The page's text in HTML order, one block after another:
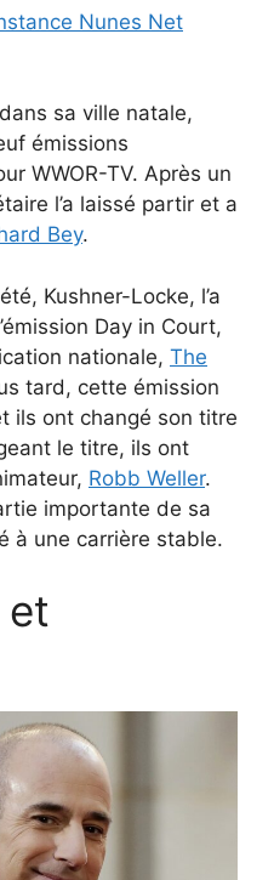
Nunes Net
sa ville natale,
émissions
WWOR-TV. Après un
l’a laissé partir et a
Bey.
Kushner-Locke, l’a
Day in Court,
nationale, The
tard, cette émission
ils ont changé son titre
le titre, ils ont
Robb Weller.
importante de sa
à une carrière stable.
et